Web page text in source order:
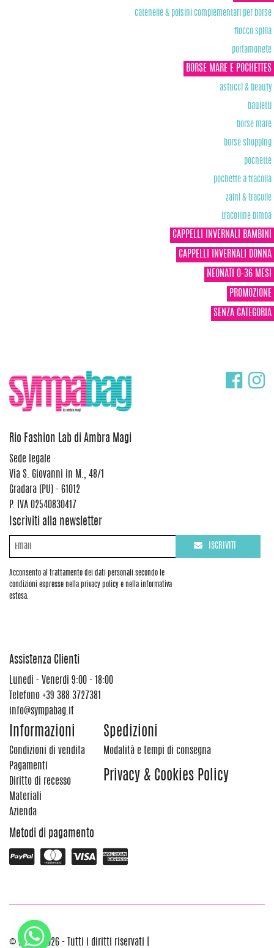
catenelle & polsini complementari per borse
fiocco spilla
portamonete
BORSE MARE E POCHETTES
astucci & beauty
bauletti
borse mare
borse shopping
pochette
pochette a tracolla
zaini & tracolle
tracolline bimba
CAPPELLI INVERNALI BAMBINI
CAPPELLI INVERNALI DONNA
NEONATI 0-36 MESI
PROMOZIONE
SENZA CATEGORIA
Rio Fashion Lab di Ambra Magi
Sede legale
Via S. Giovanni in M., 48/1
Gradara (PU) - 61012
P. IVA 02540830417
Iscriviti alla newsletter
Acconsento al trattamento dei dati personali secondo le
condizioni espresse nella privacy policy e nella informativa
estesa.
ISCRIVITI
Assistenza Clienti
Lunedi - Venerdi 9:00 - 18:00
Telefono +39 388 3727381
info@sympabag.it
Informazioni
Condizioni di vendita
Pagamenti
Diritto di recesso
Materiali
Azienda
Spedizioni
Modalità e tempi di consegna
Privacy & Cookies Policy
Metodi di pagamento
© 2012 - 2026 - Tutti i diritti riservati |